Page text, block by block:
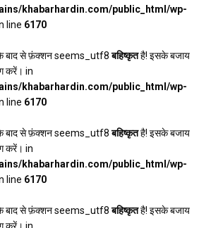
khabarhardin.com/public_html/wp-
line 6170
बाद से फ़ंक्शन seems_utf8बहिष्कृतहै! इसके बजाय
करें। in
khabarhardin.com/public_html/wp-
line 6170
बाद से फ़ंक्शन seems_utf8बहिष्कृतहै! इसके बजाय
करें। in
khabarhardin.com/public_html/wp-
line 6170
बाद से फ़ंक्शन seems_utf8बहिष्कृतहै! इसके बजाय